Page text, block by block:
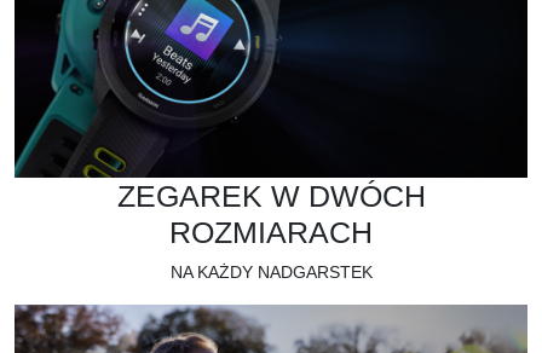
ZEGAREK W DWÓCH
ROZMIARACH
NA KAŻDY NADGARSTEK